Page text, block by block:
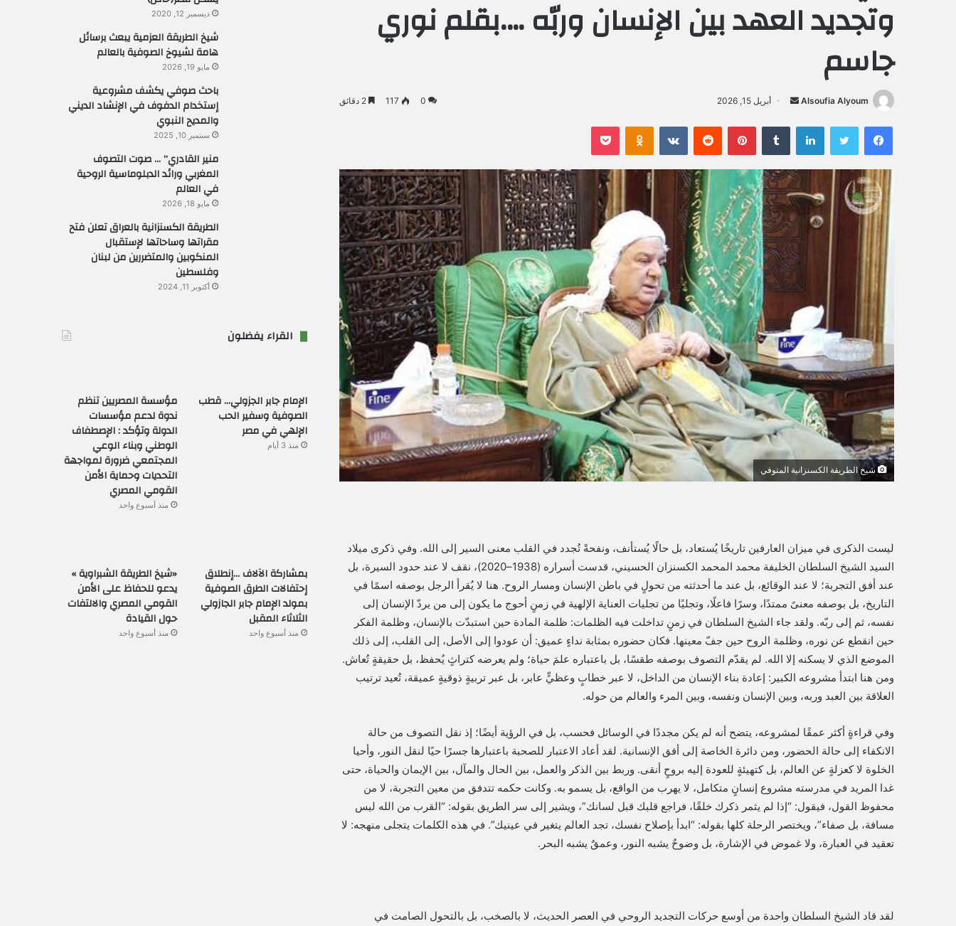
وتجديد العهد بين الإنسان وربّه ….بقلم نوري
جاسم
Alsoufia Alyoum
ل
ب
ر
ي
د
إ
ل
ك
ر
و
ن
ي
ا
أبريل 15, 2026 0
117
فيسبوك لينكدإن بينتيريست
شيخ الطريقة الكسنزانية المتوفي
ليست الذكرى في ميزان العارفين تاريخًا يُستعاد، بل حالًا يُستأنف، ونفحةً تُجدد في القلب معنى السير إلى الله. وفي ذكرى ميلاد
السيد الشيخ السلطان الخليفة محمد المحمد الكسنزان الحسيني، قدست أسراره (1938–2020)، نقف لا عند حدود السيرة، بل
عند أفق التجربة؛ لا عند الوقائع، بل عند ما أحدثته من تحولٍ في باطن الإنسان ومسار الروح. هنا لا يُقرأ الرجل بوصفه اسمًا في
التاريخ، بل بوصفه معنىً ممتدًا، وسرًا فاعلًا، وتجليًا من تجليات العناية الإلهية في زمنٍ أحوج ما يكون إلى من يردّ الإنسان إلى
نفسه، ثم إلى ربّه. ولقد جاء الشيخ السلطان في زمنٍ تداخلت فيه الظلمات: ظلمة المادة حين استبدّت بالإنسان، وظلمة الفكر
حين انقطع عن نوره، وظلمة الروح حين جفّ معينها. فكان حضوره بمثابة نداءٍ عميق: أن عودوا إلى الأصل، إلى القلب، إلى ذلك
الموضع الذي لا يسكنه إلا الله. لم يقدّم التصوف بوصفه طقسًا، بل باعتباره علمَ حياة؛ ولم يعرضه كتراثٍ يُحفظ، بل حقيقةٍ تُعاش.
ومن هنا ابتدأ مشروعه الكبير: إعادة بناء الإنسان من الداخل، لا عبر خطابٍ وعظيٍّ عابر، بل عبر تربيةٍ ذوقيةٍ عميقة، تُعيد ترتيب
العلاقة بين العبد وربه، وبين الإنسان ونفسه، وبين المرء والعالم من حوله.
وفي قراءةٍ أكثر عمقًا لمشروعه، يتضح أنه لم يكن مجددًا في الوسائل فحسب، بل في الرؤية أيضًا؛ إذ نقل التصوف من حالة
الانكفاء إلى حالة الحضور، ومن دائرة الخاصة إلى أفق الإنسانية. لقد أعاد الاعتبار للصحبة باعتبارها جسرًا حيًا لنقل النور، وأحيا
الخلوة لا كعزلةٍ عن العالم، بل كتهيئةٍ للعودة إليه بروحٍ أنقى. وربط بين الذكر والعمل، بين الحال والمآل، بين الإيمان والحياة، حتى
غدا المريد في مدرسته مشروع إنسانٍ متكامل، لا يهرب من الواقع، بل يسمو به. وكانت حكمه تتدفق من معين التجربة، لا من
محفوظ القول، فيقول: “إذا لم يثمر ذكرك خلقًا، فراجع قلبك قبل لسانك”، ويشير إلى سر الطريق بقوله: “القرب من الله ليس
مسافة، بل صفاء”، ويختصر الرحلة كلها بقوله: “ابدأ بإصلاح نفسك، تجد العالم يتغير في عينيك”. في هذه الكلمات يتجلى منهجه: لا
تعقيد في العبارة، ولا غموض في الإشارة، بل وضوحٌ يشبه النور، وعمقٌ يشبه البحر.
لقد قاد الشيخ السلطان واحدة من أوسع حركات التجديد الروحي في العصر الحديث، لا بالصخب، بل بالتحول الصامت في
ديسمبر 12, 2020
شيخ الطريقة العزمية يبعث برسائل
هامة لشيوخ الصوفية بالعالم
مايو 19, 2026
باحث صوفي يكشف مشروعية
إستخدام الدفوف في الإنشاد الديني
والمديح النبوي
سبتمبر 10, 2025
منير القادري” … صوت التصوف
المغربي ورائد الدبلوماسية الروحية
في العالم
مايو 18, 2026
الطريقة الكسنزانية بالعراق تعلن فتح
مقراتها وساحاتها لإستقبال
المنكوبين والمتضررين من لبنان
وفلسطين
أكتوبر 11, 2024
القراء يفضلون
الإمام جابر الجزولي… قطب
الصوفية وسفير الحب
الإلهي في مصر
منذ 3 أيام
مؤسسة المصريين تنظم
ندوة لدعم مؤسسات
الدولة وتؤكد : الإصطفاف
الوطني وبناء الوعي
المجتمعي ضرورة لمواجهة
التحديات وحماية الأمن
القومي المصري
منذ أسبوع واحد
بمشاركة الآلاف …إنطلاق
إحتفالات الطرق الصوفية
بمولد الإمام جابر الجازولي
الثلاثاء المقبل
منذ أسبوع واحد
«شيخ الطريقة الشبراوية »
يدعو للحفاظ على الأمن
القومي المصري والالتفات
حول القيادة
منذ أسبوع واحد